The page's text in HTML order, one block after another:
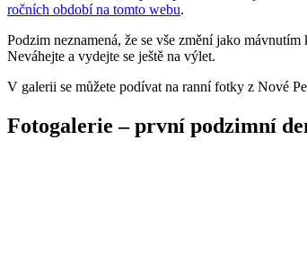
ročních období na tomto webu.
Podzim neznamená, že se vše změní jako
Neváhejte a vydejte se ještě na výlet.
V galerii se můžete podívat na ranní fotky z Nové
Fotogalerie – první podzimní